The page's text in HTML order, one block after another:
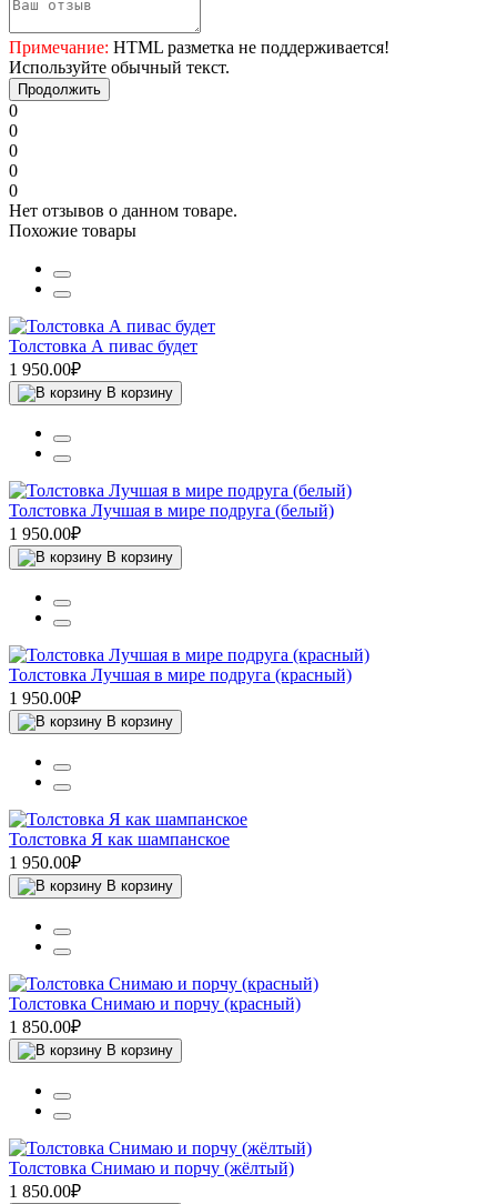
Примечание: HTML разметка не поддерживается!
Используйте обычный текст.
Продолжить
0
0
0
0
0
Нет отзывов о данном товаре.
Похожие товары
Толстовка А пивас будет
1 950.00₽
В корзину
Толстовка Лучшая в мире подруга (белый)
1 950.00₽
В корзину
Толстовка Лучшая в мире подруга (красный)
1 950.00₽
В корзину
Толстовка Я как шампанское
1 950.00₽
В корзину
Толстовка Снимаю и порчу (красный)
1 850.00₽
В корзину
Толстовка Снимаю и порчу (жёлтый)
1 850.00₽